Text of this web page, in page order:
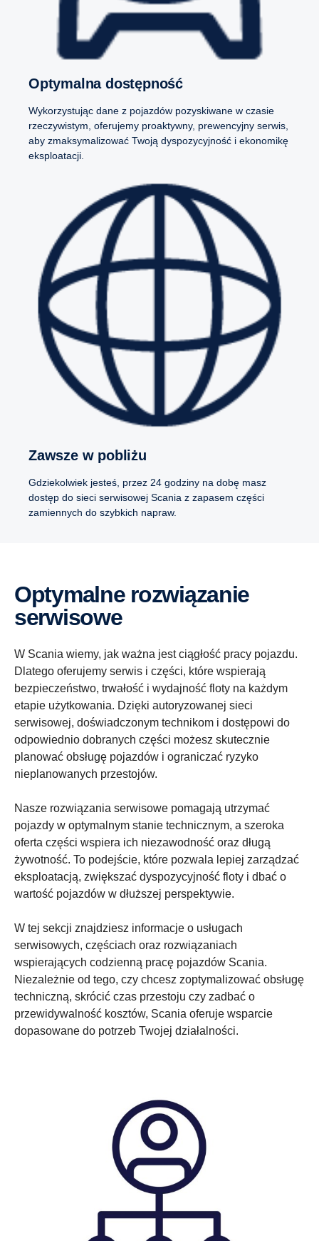
Optymalna dostępność
Wykorzystując dane z pojazdów pozyskiwane w czasie
rzeczywistym, oferujemy proaktywny, prewencyjny serwis,
aby zmaksymalizować Twoją dyspozycyjność i ekonomikę
eksploatacji.
Zawsze w pobliżu
Gdziekolwiek jesteś, przez 24 godziny na dobę masz
dostęp do sieci serwisowej Scania z zapasem części
zamiennych do szybkich napraw.
Optymalne rozwiązanie
serwisowe
W Scania wiemy, jak ważna jest ciągłość pracy pojazdu.
Dlatego oferujemy serwis i części, które wspierają
bezpieczeństwo, trwałość i wydajność floty na każdym
etapie użytkowania. Dzięki autoryzowanej sieci
serwisowej, doświadczonym technikom i dostępowi do
odpowiednio dobranych części możesz skutecznie
planować obsługę pojazdów i ograniczać ryzyko
nieplanowanych przestojów.
Nasze rozwiązania serwisowe pomagają utrzymać
pojazdy w optymalnym stanie technicznym, a szeroka
oferta części wspiera ich niezawodność oraz długą
żywotność. To podejście, które pozwala lepiej zarządzać
eksploatacją, zwiększać dyspozycyjność floty i dbać o
wartość pojazdów w dłuższej perspektywie.
W tej sekcji znajdziesz informacje o usługach
serwisowych, częściach oraz rozwiązaniach
wspierających codzienną pracę pojazdów Scania.
Niezależnie od tego, czy chcesz zoptymalizować obsługę
techniczną, skrócić czas przestoju czy zadbać o
przewidywalność kosztów, Scania oferuje wsparcie
dopasowane do potrzeb Twojej działalności.